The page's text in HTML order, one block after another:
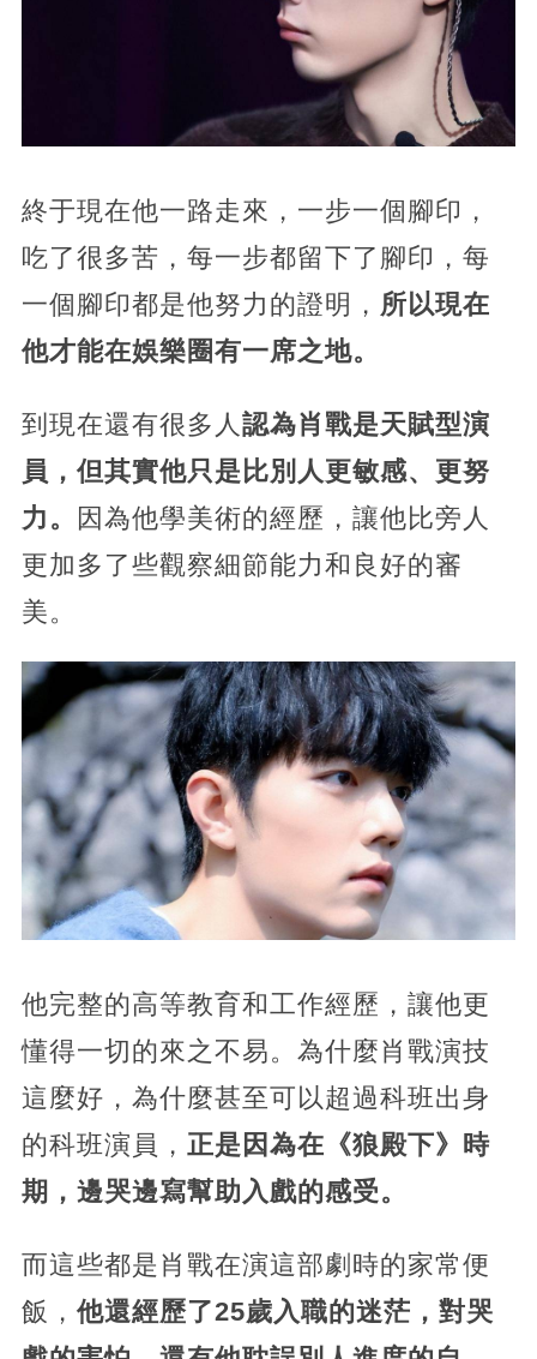
終于現在他一路走來，一步一個腳印，
吃了很多苦，每一步都留下了腳印，每
一個腳印都是他努力的證明， 所以現在
他才能在娛樂圈有一席之地。
到現在還有很多人 認為肖戰是天賦型演
員，但其實他只是比別人更敏感、更努
力。
因為他學美術的經歷，讓他比旁人
更加多了些觀察細節能力和良好的審
美。
他完整的高等教育和工作經歷，讓他更
懂得一切的來之不易。為什麼肖戰演技
這麼好，為什麼甚至可以超過科班出身
的科班演員， 正是因為在《狼殿下》時
期，邊哭邊寫幫助入戲的感受。
而這些都是肖戰在演這部劇時的家常便
飯， 他還經歷了25歲入職的迷茫，對哭